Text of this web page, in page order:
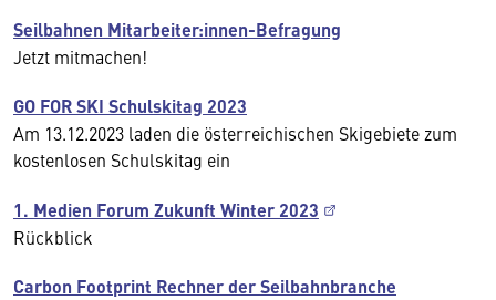
Seilbahnen Mitarbeiter:innen-Befragung
Jetzt mitmachen!
GO FOR SKI Schulskitag 2023
Am 13.12.2023 laden die österreichischen Skigebiete zum
kostenlosen Schulskitag ein
1. Medien Forum Zukunft Winter 2023
Rückblick
Carbon Footprint Rechner der Seilbahnbranche